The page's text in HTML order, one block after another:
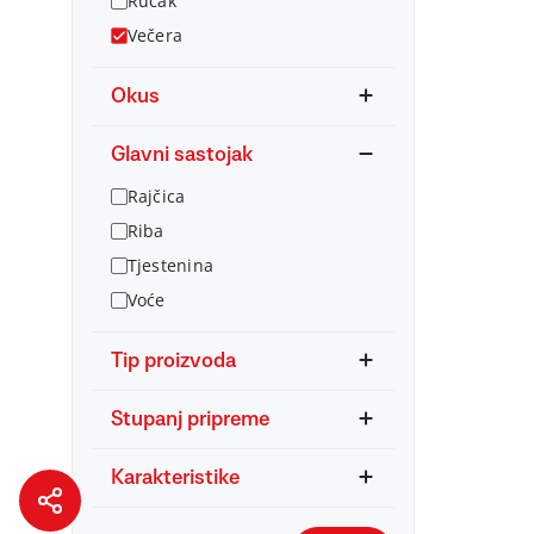
Večera
Okus
Glavni sastojak
Rajčica
Riba
Tjestenina
Voće
Tip proizvoda
Stupanj pripreme
Karakteristike